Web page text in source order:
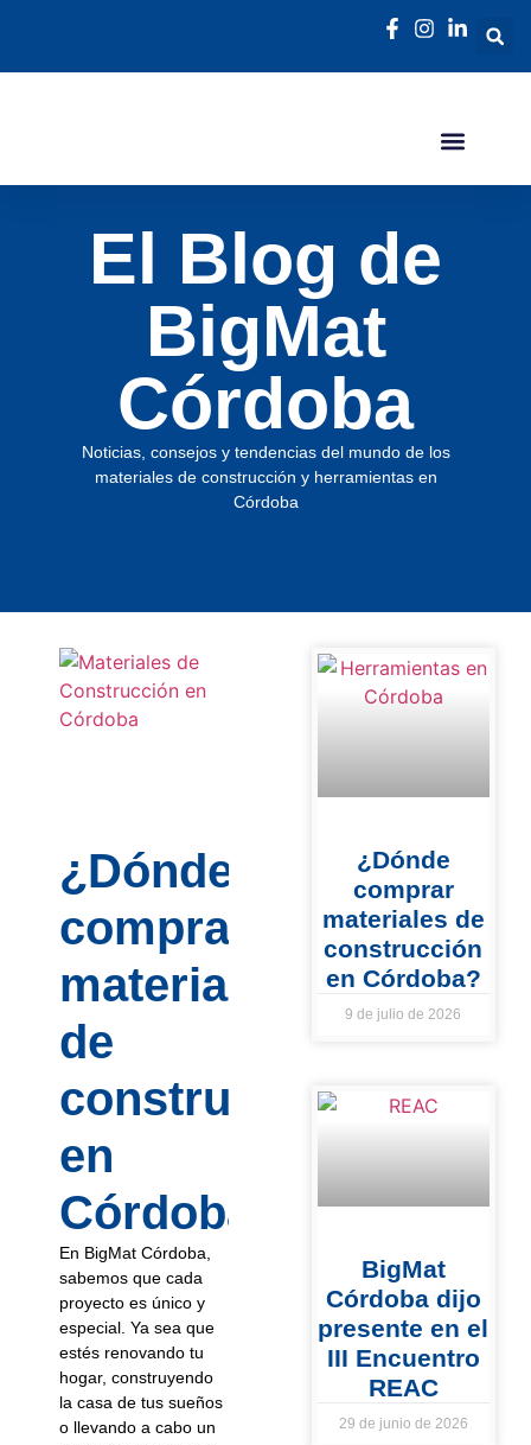
El Blog de
BigMat
Córdoba
Noticias, consejos y tendencias del mundo de los
materiales de construcción y herramientas en
Córdoba
¿Dónde
comprar
materiales
de
construcción
en
Córdoba?
En BigMat Córdoba,
sabemos que cada
proyecto es único y
especial. Ya sea que
estés renovando tu
hogar, construyendo
la casa de tus sueños
o llevando a cabo un
¿Dónde
comprar
materiales de
construcción
en Córdoba?
9 de julio de 2026
BigMat
Córdoba dijo
presente en el
III Encuentro
REAC
29 de junio de 2026